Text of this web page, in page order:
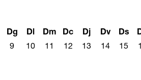
Dg
9
Dl
10
Dm
11
Dc
12
Dj
13
Dv
14
Ds
15